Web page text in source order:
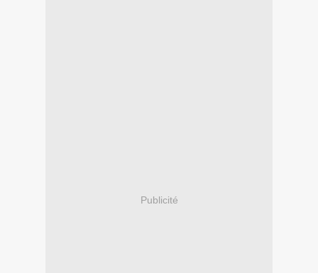
Publicité